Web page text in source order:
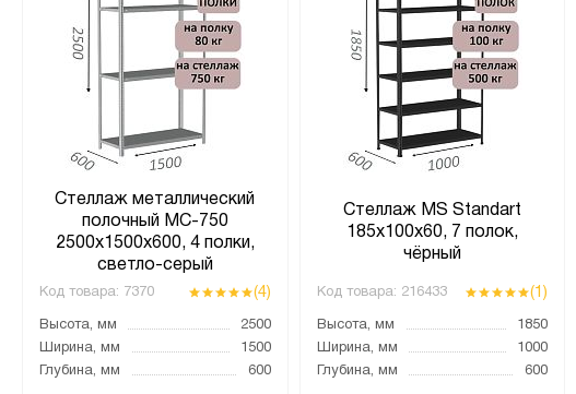
Стеллаж металлический
полочный МС-750
2500х1500х600, 4 полки,
светло-серый
Код товара: 7370 (4)
Высота, мм
2500
Ширина, мм
1500
Глубина, мм
600
Стеллаж MS Standart
185х100х60, 7 полок,
чёрный
Код товара: 216433 (1)
Высота, мм
1850
Ширина, мм
1000
Глубина, мм
600